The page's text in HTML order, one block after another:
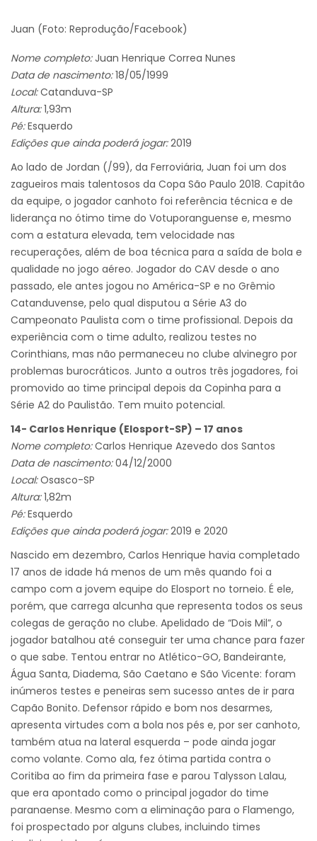
Juan (Foto: Reprodução/Facebook)
Nome completo:Juan Henrique Correa Nunes
Data de nascimento:18/05/1999
Local:Catanduva-SP
Altura:1,93m
Pé:Esquerdo
Edições que ainda poderá jogar:2019
Ao lado de Jordan (/99), da Ferroviária, Juan foi um dos
zagueiros mais talentosos da Copa São Paulo 2018. Capitão
da equipe, o jogador canhoto foi referência técnica e de
liderança no ótimo time do Votuporanguense e, mesmo
com a estatura elevada, tem velocidade nas
recuperações, além de boa técnica para a saída de bola e
qualidade no jogo aéreo. Jogador do CAV desde o ano
passado, ele antes jogou no América-SP e no Grêmio
Catanduvense, pelo qual disputou a Série A3 do
Campeonato Paulista com o time profissional. Depois da
experiência com o time adulto, realizou testes no
Corinthians, mas não permaneceu no clube alvinegro por
problemas burocráticos. Junto a outros três jogadores, foi
promovido ao time principal depois da Copinha para a
Série A2 do Paulistão. Tem muito potencial.
14- Carlos Henrique (Elosport-SP) – 17 anos
Nome completo:Carlos Henrique Azevedo dos Santos
Data de nascimento:04/12/2000
Local:Osasco-SP
Altura:1,82m
Pé:Esquerdo
Edições que ainda poderá jogar:2019 e 2020
Nascido em dezembro, Carlos Henrique havia completado
17 anos de idade há menos de um mês quando foi a
campo com a jovem equipe do Elosport no torneio. É ele,
porém, que carrega alcunha que representa todos os seus
colegas de geração no clube. Apelidado de “Dois Mil”, o
jogador batalhou até conseguir ter uma chance para fazer
o que sabe. Tentou entrar no Atlético-GO, Bandeirante,
Água Santa, Diadema, São Caetano e São Vicente: foram
inúmeros testes e peneiras sem sucesso antes de ir para
Capão Bonito. Defensor rápido e bom nos desarmes,
apresenta virtudes com a bola nos pés e, por ser canhoto,
também atua na lateral esquerda – pode ainda jogar
como volante. Como ala, fez ótima partida contra o
Coritiba ao fim da primeira fase e parou Talysson Lalau,
que era apontado como o principal jogador do time
paranaense. Mesmo com a eliminação para o Flamengo,
foi prospectado por alguns clubes, incluindo times